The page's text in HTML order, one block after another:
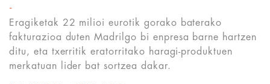
Eragiketak 22 milioi eurotik gorako baterako
fakturazioa duten Madrilgo bi enpresa barne hartzen
ditu, eta txerritik eratorritako haragi-produktuen
merkatuan lider bat sortzea dakar.